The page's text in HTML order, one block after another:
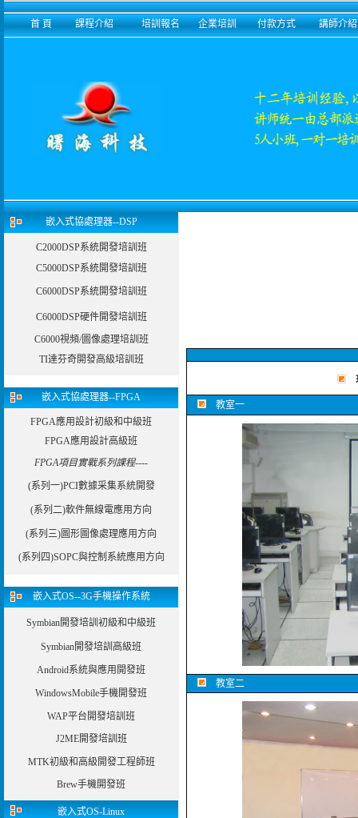
首 頁 課程介紹 培訓報名 企業培訓 付款方式 講師介紹
嵌入式協處理器--DSP
C2000DSP系統開發培訓班
C5000DSP系統開發培訓班
C6000DSP系統開發培訓班
C6000DSP硬件開發培訓班
C6000視頻/圖像處理培訓班
TI達芬奇開發高級培訓班
嵌入式協處理器--FPGA
FPGA應用設計初級和中級班
FPGA應用設計高級班
FPGA項目實戰系列課程----
(系列一)PCI數據采集系統開發
(系列二)軟件無線電應用方向
(系列三)圖形圖像處理應用方向
(系列四)SOPC與控制系統應用方向
嵌入式OS--3G手機操作系統
Symbian開發培訓初級和中級班
Symbian開發培訓高級班
Android系統與應用開發班
WindowsMobile手機開發班
WAP平台開發培訓班
J2ME開發培訓班
MTK初級和高級開發工程師班
Brew手機開發班
嵌入式OS-Linux
教室一
教室二